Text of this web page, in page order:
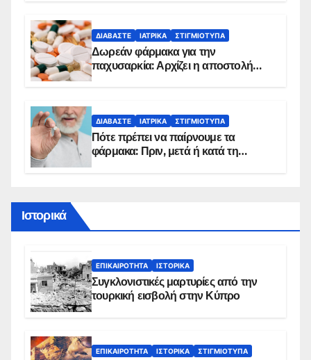
ΔΙΑΒΆΣΤΕ ΙΑΤΡΙΚΆ ΣΤΙΓΜΙΌΤΥΠΑ
Δωρεάν φάρμακα για την
παχυσαρκία: Αρχίζει η αποστολή
ΔΙΑΒΆΣΤΕ ΙΑΤΡΙΚΆ ΣΤΙΓΜΙΌΤΥΠΑ
Πότε πρέπει να παίρνουμε τα
φάρμακα: Πριν, μετά ή κατά τη
Ιστορικά
ΕΠΙΚΑΙΡΌΤΗΤΑ ΙΣΤΟΡΙΚΆ
Συγκλονιστικές μαρτυρίες από την
τουρκική εισβολή στην Κύπρο
ΕΠΙΚΑΙΡΌΤΗΤΑ ΙΣΤΟΡΙΚΆ ΣΤΙΓΜΙΌΤΥΠΑ